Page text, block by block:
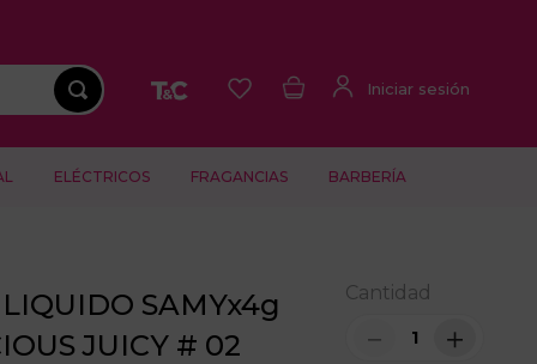
ELÉCTRICOS FRAGANCIAS BARBERÍA
SAMYx4g
JUICY # 02
Cantidad
＋
－